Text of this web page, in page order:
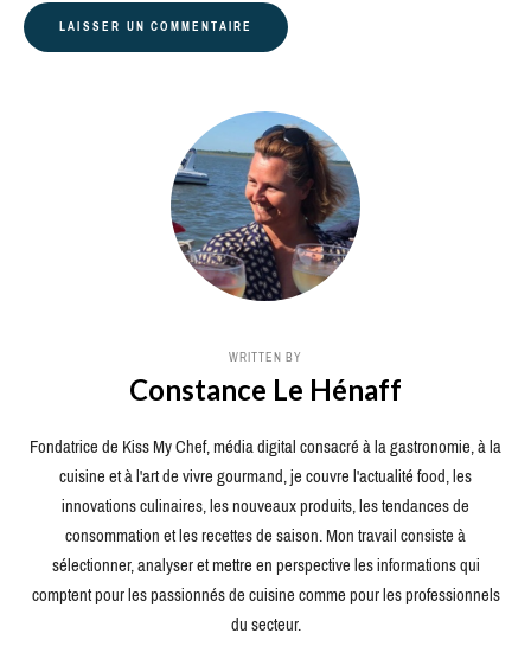
WRITTEN BY
Constance Le Hénaff
Fondatrice de Kiss My Chef, média digital consacré à la gastronomie, à la
cuisine et à l'art de vivre gourmand, je couvre l'actualité food, les
innovations culinaires, les nouveaux produits, les tendances de
consommation et les recettes de saison. Mon travail consiste à
sélectionner, analyser et mettre en perspective les informations qui
comptent pour les passionnés de cuisine comme pour les professionnels
du secteur.